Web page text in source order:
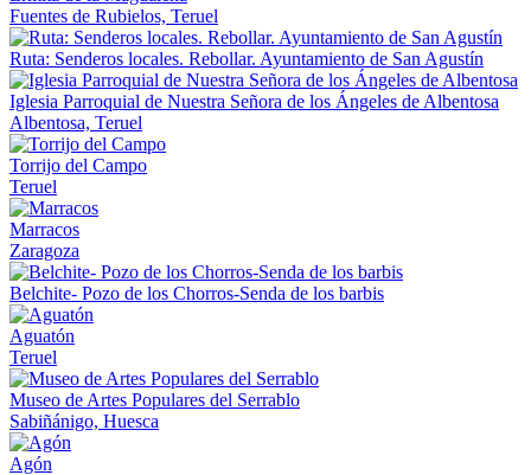
Fuentes de Rubielos, Teruel
Ruta: Senderos locales. Rebollar. Ayuntamiento de San Agustín
Iglesia Parroquial de Nuestra Señora de los Ángeles de Albentosa
Albentosa, Teruel
Torrijo del Campo
Teruel
Marracos
Zaragoza
Belchite- Pozo de los Chorros-Senda de los barbis
Aguatón
Teruel
Museo de Artes Populares del Serrablo
Sabiñánigo, Huesca
Agón